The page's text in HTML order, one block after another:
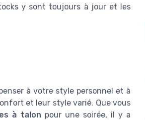
y sont toujours à jour et les
à votre style personnel et à
et leur style varié. Que vous
à talon pour une soirée, il y a